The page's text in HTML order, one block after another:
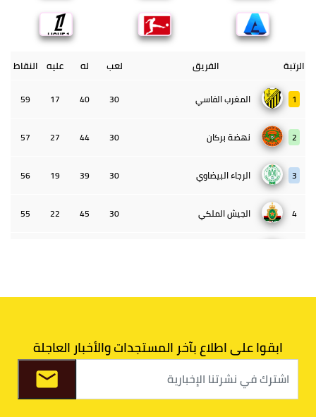
الرتبة الفريق لعب له عليه النقاط
1 المغرب الفاسي 30
40
17
59
2 نهضة بركان 30
44
27
57
3 الرجاء البيضاوي 30
39
19
56
4 الجيش الملكي 30
45
22
55
36
37
9 الكوكب المراكشي 30
27
26
36
ابقوا على اطلاع بآخر المستجدات والأخبار العاجلة